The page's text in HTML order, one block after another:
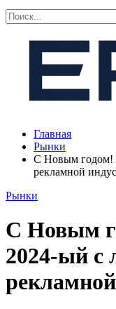
Главная
Рынки
С Новым годом!
рекламной
Рынки
С Новым
2024-ый с